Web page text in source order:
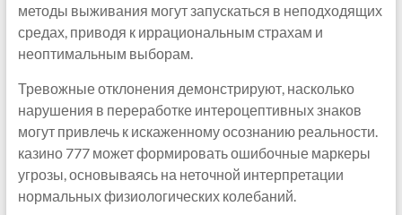
методы выживания могут запускаться в неподходящих
средах, приводя к иррациональным страхам и
неоптимальным выборам.
Тревожные отклонения демонстрируют, насколько
нарушения в переработке интероцептивных знаков
могут привлечь к искаженному осознанию реальности.
казино 777 может формировать ошибочные маркеры
угрозы, основываясь на неточной интерпретации
нормальных физиологических колебаний.